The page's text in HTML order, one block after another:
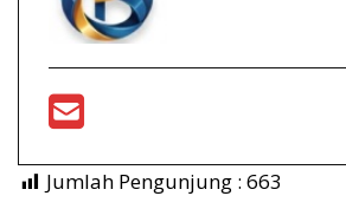
Jumlah Pengunjung : 663